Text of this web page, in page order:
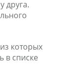
друга.
которых
в списке